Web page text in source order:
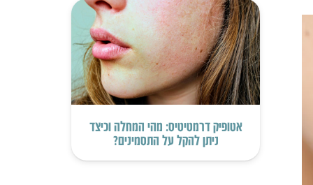
אטופיק דרמטיטיס: מהי המחלה וכיצד
ניתן להקל על התסמינים?